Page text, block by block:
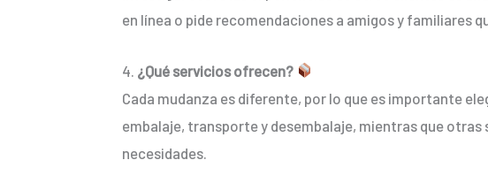
en línea o pide recomendaciones a amigos y familiares
4. ¿Qué servicios ofrecen?
Cada mudanza es diferente, por lo que es importante
embalaje, transporte y desembalaje, mientras que
necesidades.